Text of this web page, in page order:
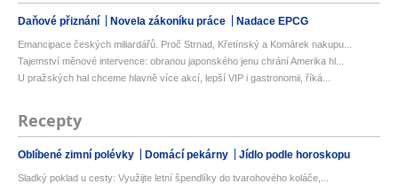
Daňové přiznání Novela zákoníku práce Nadace EPCG
Emancipace českých miliardářů. Proč Strnad, Křetínský a Komárek nakupu...
Tajemství měnové intervence: obranou japonského jenu chrání Amerika hl...
U pražských hal chceme hlavně více akcí, lepší VIP i gastronomii, říká...
Recepty
Oblíbené zimní polévky Domácí pekárny Jídlo podle horoskopu
Sladký poklad u cesty: Využijte letní špendlíky do tvarohového koláče,...